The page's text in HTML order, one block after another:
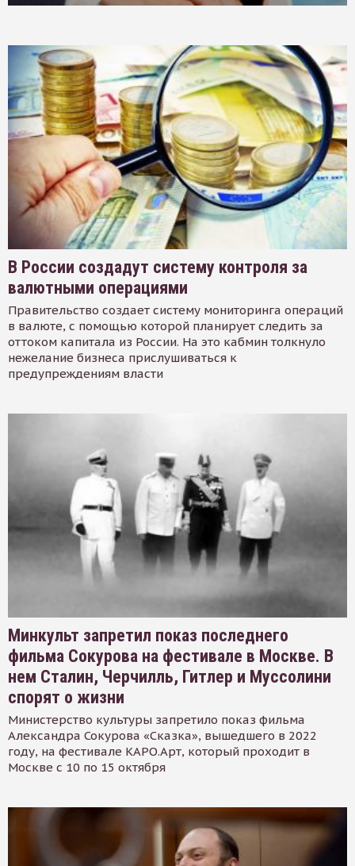
В России создадут систему контроля за
валютными операциями
Правительство создает систему мониторинга операций
в валюте, с помощью которой планирует следить за
оттоком капитала из России. На это кабмин толкнуло
нежелание бизнеса прислушиваться к
предупреждениям власти
Минкульт запретил показ последнего
фильма Сокурова на фестивале в Москве. В
нем Сталин, Черчилль, Гитлер и Муссолини
спорят о жизни
Министерство культуры запретило показ фильма
Александра Сокурова «Сказка», вышедшего в 2022
году, на фестивале КАРО.Арт, который проходит в
Москве с 10 по 15 октября